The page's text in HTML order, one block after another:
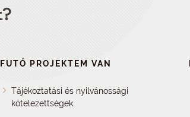
FUTÓ PROJEKTEM VAN
Tájékoztatási és nyilvánossági
kötelezettségek